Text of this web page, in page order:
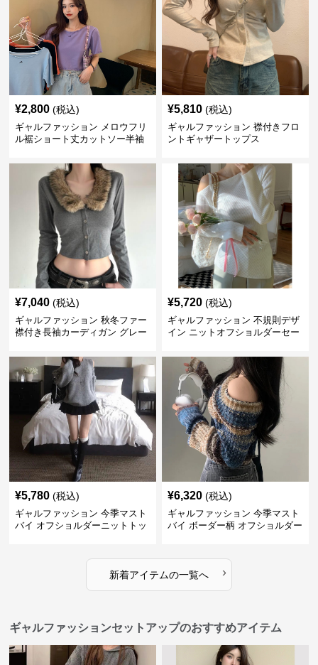
¥2,800 (税込)
ギャルファッション メロウフリ
ル裾ショート丈カットソー半袖
¥5,810 (税込)
ギャルファッション 襟付きフロ
ントギャザートップス
¥7,040 (税込)
ギャルファッション 秋冬ファー
襟付き長袖カーディガン グレー
¥5,720 (税込)
ギャルファッション 不規則デザ
イン ニットオフショルダーセー
¥5,780 (税込)
ギャルファッション 今季マスト
バイ オフショルダーニットトッ
¥6,320 (税込)
ギャルファッション 今季マスト
バイ ボーダー柄 オフショルダー
新着アイテムの一覧へ ›
ギャルファッションセットアップのおすすめアイテム